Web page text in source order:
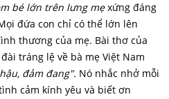
bé lớn trên lưng mẹxứng đáng
đứa con chỉ có thể lớn lên
thương của mẹ. Bài thơ của
tráng lệ về bà mẹ Việt Nam
đảm đang". Nó nhắc nhở mỗi
cảm kính yêu và biết ơn